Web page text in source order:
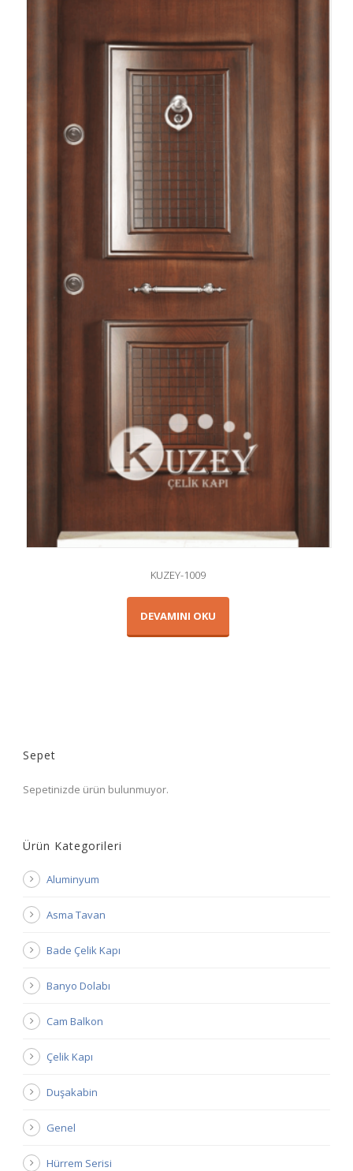
KUZEY-1009
DEVAMINI OKU
Sepet
Sepetinizde ürün bulunmuyor.
Ürün Kategorileri
Aluminyum
Asma Tavan
Bade Çelik Kapı
Banyo Dolabı
Cam Balkon
Çelik Kapı
Duşakabin
Genel
Hürrem Serisi